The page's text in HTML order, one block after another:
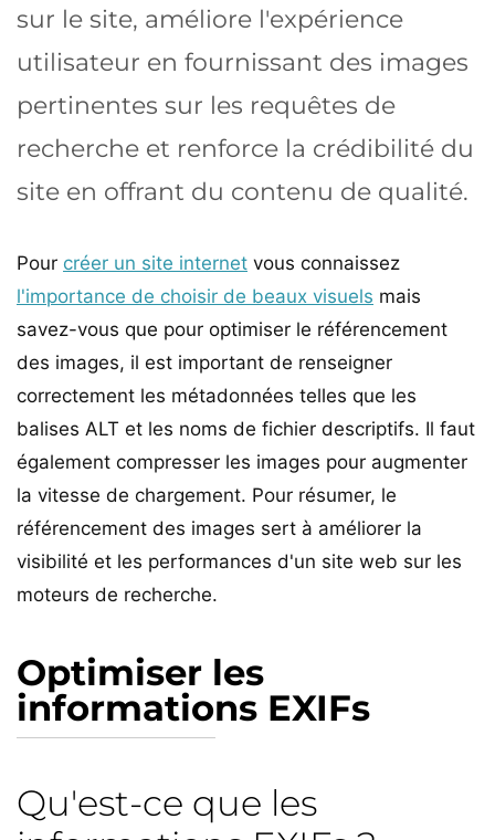
sur le site, améliore l'expérience
utilisateur en fournissant des images
pertinentes sur les requêtes de
recherche et renforce la crédibilité du
site en offrant du contenu de qualité.
Pour créer un site internet vous connaissez
l'importance de choisir de beaux visuels mais
savez-vous que pour optimiser le référencement
des images, il est important de renseigner
correctement les métadonnées telles que les
balises ALT et les noms de fichier descriptifs. Il faut
également compresser les images pour augmenter
la vitesse de chargement. Pour résumer, le
référencement des images sert à améliorer la
visibilité et les performances d'un site web sur les
moteurs de recherche.
Optimiser les
informations EXIFs
Qu'est-ce que les